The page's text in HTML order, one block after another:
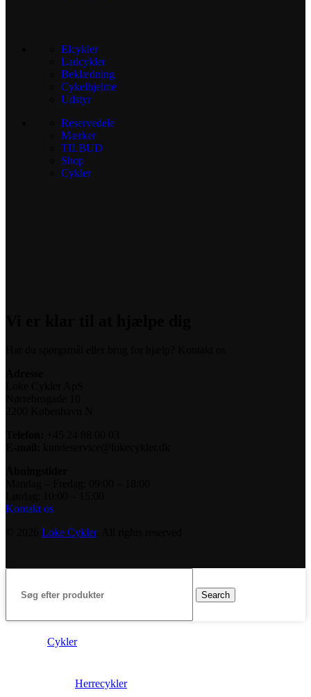
Elcykler
Ladcykler
Beklædning
Cykelhjelme
Udstyr
Reservedele
Mærker
TILBUD
Shop
Cykler
Kontakt os
Loke Cykler. All rights reserved
Search
Cykler
Herrecykler